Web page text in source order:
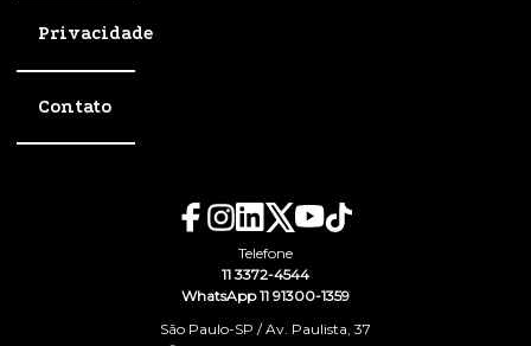
Privacidade
Contato
Telefone
11 3372-4544
WhatsApp 11 91300-1359
São Paulo-SP / Av. Paulista, 37